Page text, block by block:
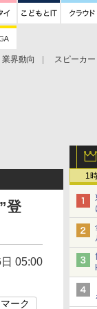
業界動向
スピーカー
1
登
05:00
ーク